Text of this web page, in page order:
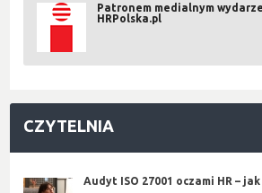
Patronem medialnym
HRPolska.pl
CZYTELNIA
Audyt ISO 27001 oczami HR –